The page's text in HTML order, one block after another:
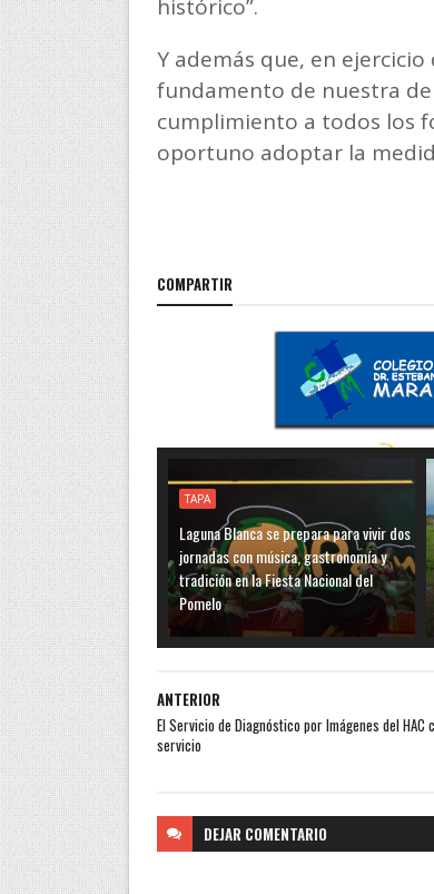
histórico”.
Y además que, en
fundamento de nuestra
cumplimiento a todos los
oportuno adoptar la
COMPARTIR
TAPA
Laguna Blanca se prepara para vivir dos
jornadas con música, gastronomía y
tradición en la Fiesta Nacional del
Pomelo
ANTERIOR
El Servicio de Diagnóstico por Imágenes del HAC
servicio
DEJAR COMENTARIO